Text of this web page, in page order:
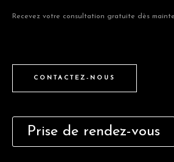
Recevez votre consultation gratuite dès
CONTACTEZ-NOUS
Prise de rendez-vous